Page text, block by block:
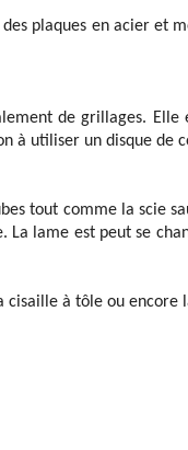
plaques en acier et
de grillages.
à utiliser un disque de
tout comme la scie
lame est peut se
à tôle ou